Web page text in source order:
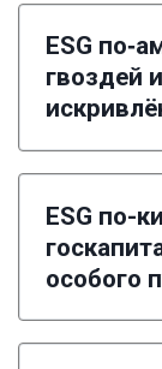
ESG
гвоздей
Первый
десятки
ESG по-
особого